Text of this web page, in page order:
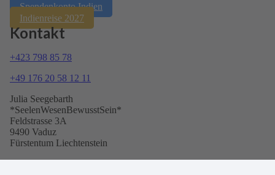
Spendenkonto Indien
Indienreise 2027
Kontakt
+423 798 85 78
+49 176 20 58 12 11
Julia Seegebarth
*SeelenWesenBewusstSein*
Feldstrasse 3A
9490 Vaduz
Fürstentum Liechtenstein